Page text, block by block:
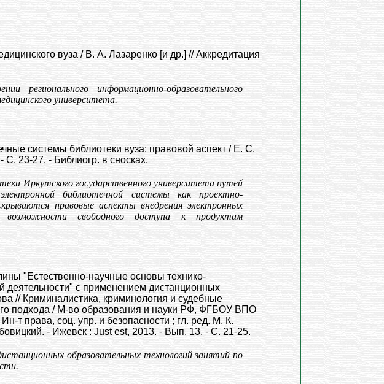
вуза / В. А. Лазаренко [и др.] // Аккредитация
регионального информационно-образовательного
университета.
системы библиотеки вуза: правовой аспект / Е. С.
23-27. - Библиогр. в сносках.
Иркутского государственного университета путей
библиотечной системы как проектно-
правовые аспекты внедрения электронных
свободного доступа к продуктам
"Естественно-научные основы технико-
с применением дистанционных
// Криминалистика, криминология и судебные
подхода / М-во образования и науки РФ, ФГБОУ ВПО
т права, соц. упр. и безопасности ; гл. ред. М. К.
- Ижевск : Just est, 2013. - Вып. 13. - С. 21-25.
образовательных технологий занятий по